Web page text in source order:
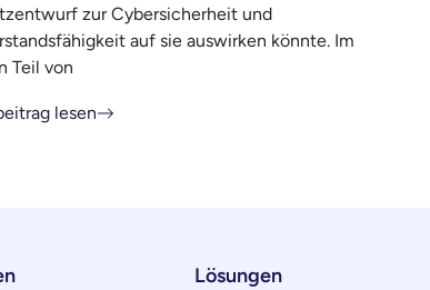
zur Cybersicherheit und
auf sie auswirken könnte. Im
Teil von
lesen
Lösungen